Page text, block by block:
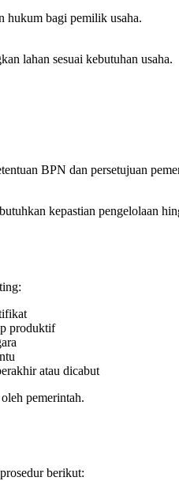
hukum bagi pemilik usaha.
lahan sesuai kebutuhan usaha.
BPN dan persetujuan
kepastian pengelolaan
produktif
atau dicabut
pemerintah.
berikut: